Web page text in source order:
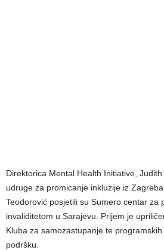
Direktorica Mental Health Initiative,
udruge za promicanje inkluzije iz
Teodorović posjetili su Sumero centar za
invaliditetom u Sarajevu. Prijem je
Kluba za samozastupanje te
podršku.